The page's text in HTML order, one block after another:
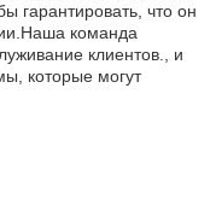
гарантировать, что он
команда
клиентов., и
которые могут